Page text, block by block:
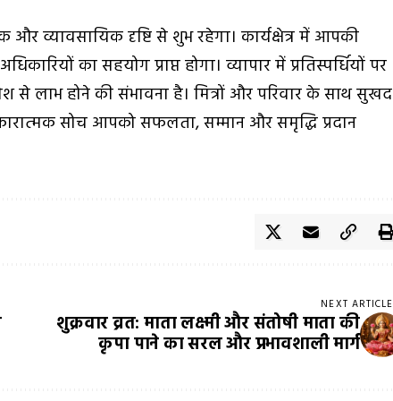
व्यावसायिक दृष्टि से शुभ रहेगा। कार्यक्षेत्र में आपकी
का सहयोग प्राप्त होगा। व्यापार में प्रतिस्पर्धियों पर
लाभ होने की संभावना है। मित्रों और परिवार के साथ सुखद
सोच आपको सफलता, सम्मान और समृद्धि प्रदान
NEXT ARTICLE
शुक्रवार व्रत: माता लक्ष्मी और संतोषी माता की
कृपा पाने का सरल और प्रभावशाली मार्ग